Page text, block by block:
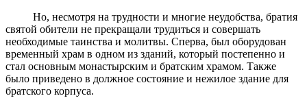
Но, несмотря на трудности и многие неудобства, братия
святой обители не прекращали трудиться и совершать
необходимые таинства и молитвы. Сперва, был оборудован
временный храм в одном из зданий, который постепенно и
стал основным монастырским и братским храмом. Также
было приведено в должное состояние и нежилое здание для
братского корпуса.